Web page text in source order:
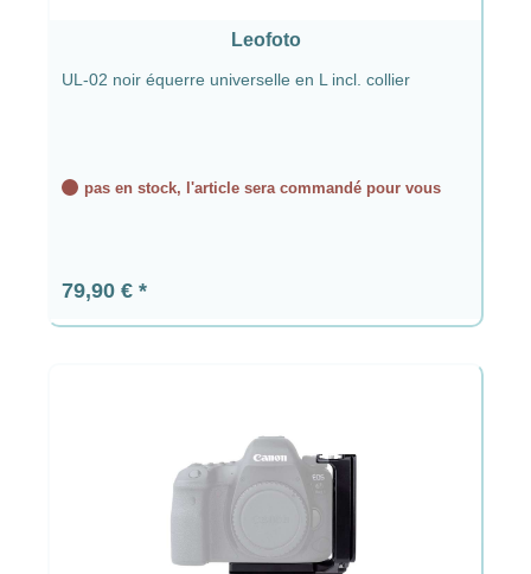
Leofoto
UL-02 noir équerre universelle en L incl. collier
pas en stock, l'article sera commandé pour vous
Prix régulier :
79,90 €